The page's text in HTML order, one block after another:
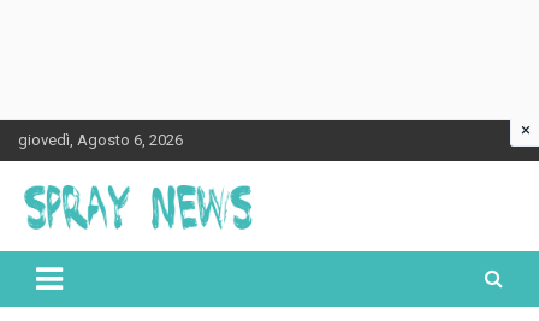
Skip
to
content
giovedì, Agosto 6, 2026
Spraynews.it
×